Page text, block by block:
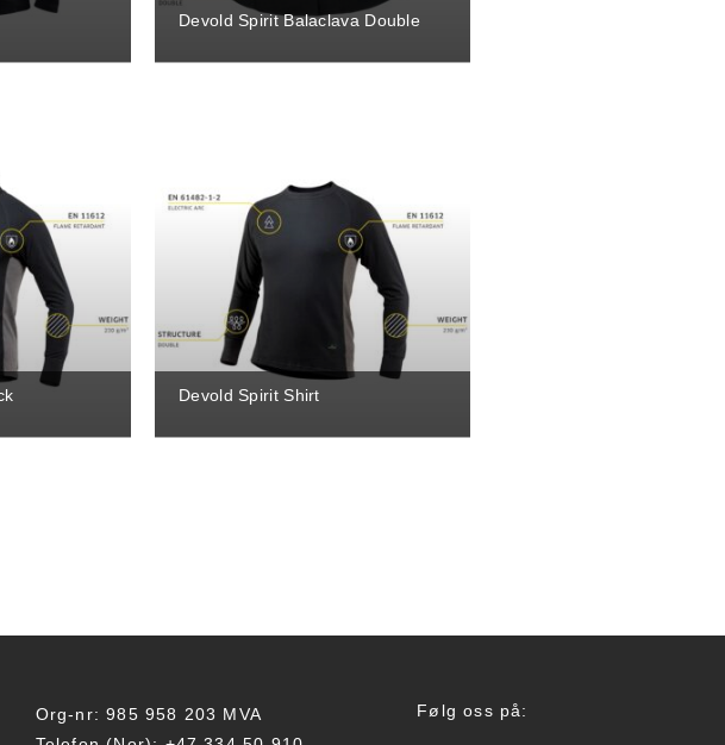
Devold Spirit Balaclava Double
Devold Spirit Shirt
Org-nr: 985 958 203 MVA
Følg oss på: